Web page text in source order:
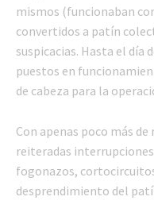
mismos (funcionaban
convertidos a patín
suspicacias. Hasta el día
puestos en
de cabeza para la
Con apenas poco más
reiteradas
fogonazos,
desprendimiento del